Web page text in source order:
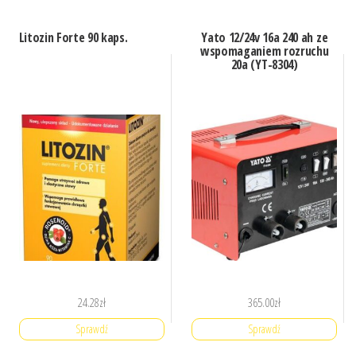
Litozin Forte 90 kaps.
24.28zł
Sprawdź
Yato 12/24v 16a 240 ah ze
wspomaganiem rozruchu
20a (YT-8304)
365.00zł
Sprawdź